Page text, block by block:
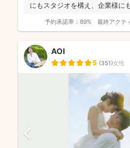
にもスタジオを構え、企業様に
予約承諾率： 89% 最終アクテ
AOI
5 (351)女性